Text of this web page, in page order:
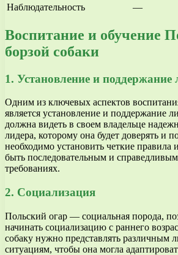
Наблюдательность
—
Воспитание и обучение
борзой собаки
1. Установление и поддержание
Одним из ключевых аспектов
является установление и поддержание
должна видеть в своем владельце
лидера, которому она будет доверять и
необходимо установить четкие правила
быть последовательным и
требованиях.
2. Социализация
Польский огар — социальная порода,
начинать социализацию с раннего
собаку нужно представлять
ситуациям, чтобы она могла